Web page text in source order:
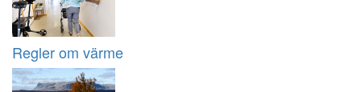
Regler om värme